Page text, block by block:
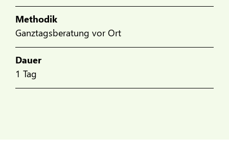
Methodik
Ganztagsberatung vor Ort
Dauer
1 Tag